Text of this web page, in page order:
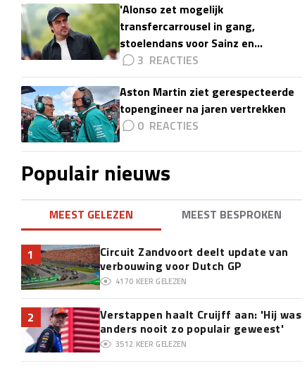
'Alonso zet mogelijk
transfercarrousel in gang,
stoelendans voor Sainz en
Colapinto'
3
Aston Martin ziet gerespecteerde
topengineer na jaren vertrekken
0
Populair nieuws
MEEST GELEZEN MEEST BESPROKEN
1
Circuit Zandvoort deelt update van
verbouwing voor Dutch GP
4170 KEER GELEZEN
2
Verstappen haalt Cruijff aan: 'Hij was
anders nooit zo populair geweest'
3512 KEER GELEZEN